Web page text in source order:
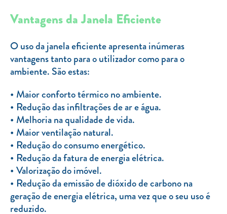
Vantagens da Janela Eficiente
O uso da janela eficiente apresenta inúmeras
vantagens tanto para o utilizador como para o
ambiente. São estas:
Maior conforto térmico no ambiente.
Redução das infiltrações de ar e água.
Melhoria na qualidade de vida.
Maior ventilação natural.
Redução do consumo energético.
Redução da fatura de energia elétrica.
Valorização do imóvel.
Redução da emissão de dióxido de carbono na
geração de energia elétrica, uma vez que o seu uso é
reduzido.